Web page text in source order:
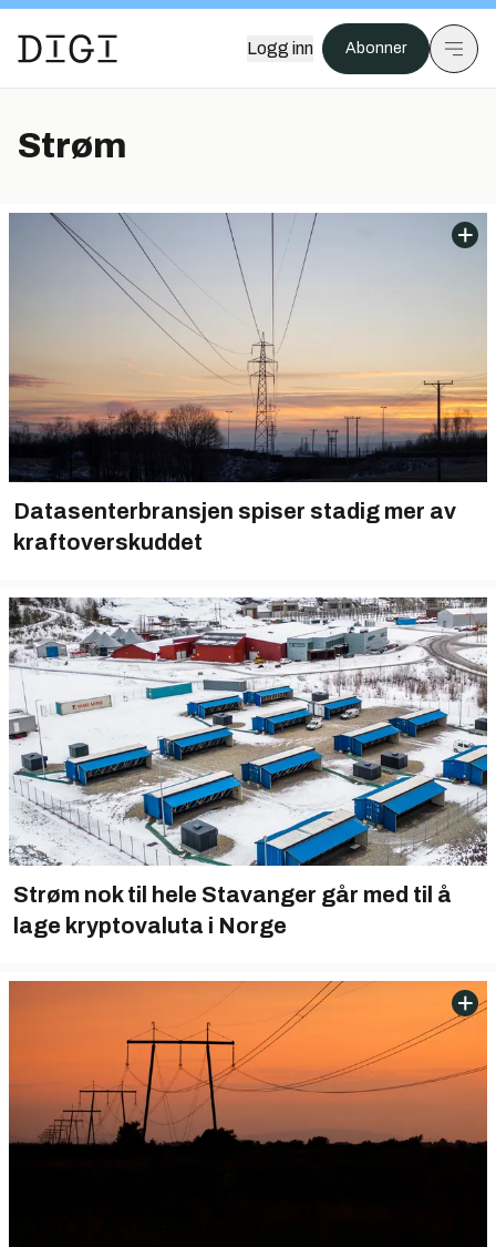
Logg inn Abonner
Strøm
Datasenterbransjen spiser stadig mer av
kraftoverskuddet
Strøm nok til hele Stavanger går med til å
lage kryptovaluta i Norge